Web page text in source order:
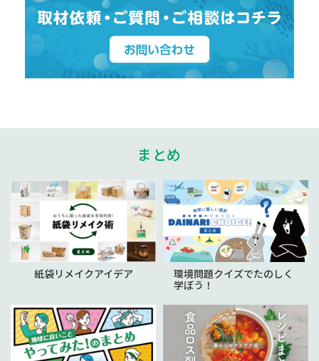
まとめ
紙袋リメイクアイデア
環境問題クイズでたのしく
学ぼう！